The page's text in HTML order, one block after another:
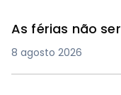
As férias não
8 agosto 2026